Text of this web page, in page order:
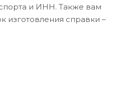
и ИНН. Также вам
изготовления справки –